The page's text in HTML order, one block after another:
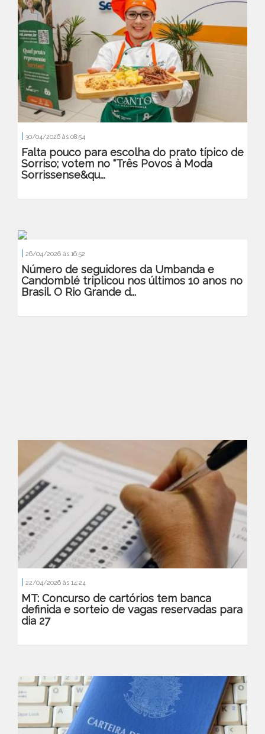
30/04/2026 às 08:54
Falta pouco para escolha do prato típico de
Sorriso; votem no "Três Povos à Moda
Sorrissense&qu...
26/04/2026 às 16:52
Número de seguidores da Umbanda e
Candomblé triplicou nos últimos 10 anos no
Brasil. O Rio Grande d...
22/04/2026 às 14:24
MT: Concurso de cartórios tem banca
definida e sorteio de vagas reservadas para
dia 27